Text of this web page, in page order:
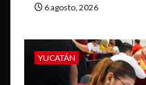
6 agosto, 2026
YUCATÁN